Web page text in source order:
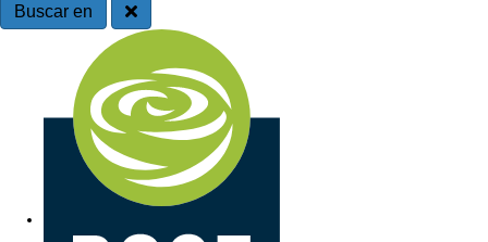
Buscar en
Navegación del sitio